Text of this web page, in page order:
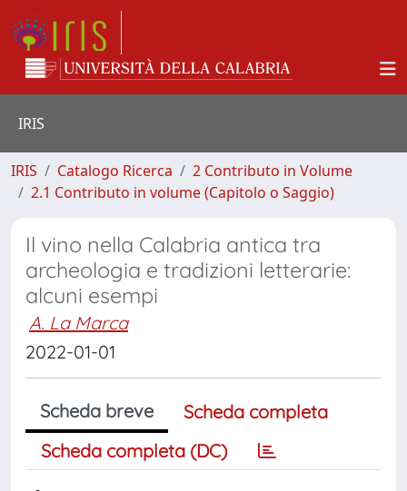
IRIS
IRIS Catalogo Ricerca
2 Contributo in Volume
2.1 Contributo in volume (Capitolo o Saggio)
Il vino nella Calabria antica tra
archeologia e tradizioni letterarie:
alcuni esempi
A. La Marca
2022-01-01
Scheda breve
Scheda completa
Scheda completa (DC)